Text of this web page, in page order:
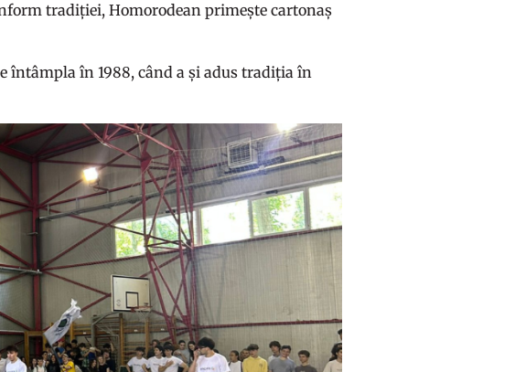
tradiției, Homorodean primește cartonaș
întâmpla în 1988, când a și adus tradiția în